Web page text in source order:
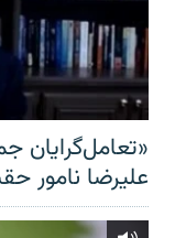
«تعامل‌گرایان
علیرضا نامور